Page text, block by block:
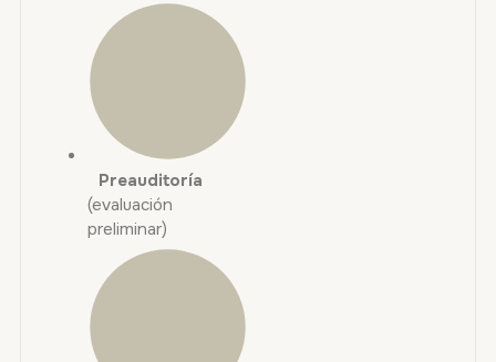
Preauditoría
(evaluación
preliminar)